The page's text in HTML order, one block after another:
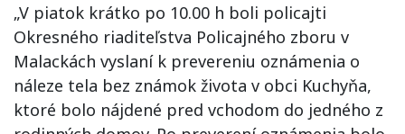
„V piatok krátko po 10.00 h boli policajti
Okresného riaditeľstva Policajného zboru v
Malackách vyslaní k prevereniu oznámenia o
náleze tela bez známok života v obci Kuchyňa,
ktoré bolo nájdené pred vchodom do jedného z